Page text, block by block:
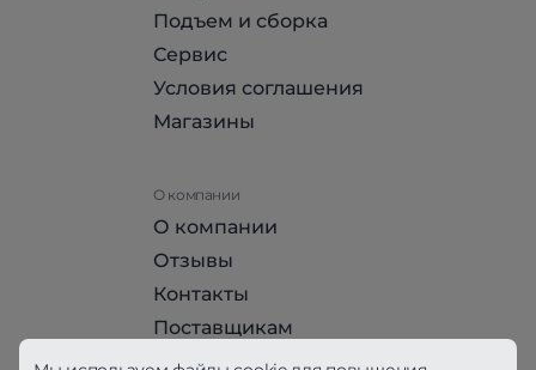
Подъем и сборка
Сервис
Условия соглашения
Магазины
О компании
О компании
Отзывы
Контакты
Поставщикам
Стать партнером HomeHit